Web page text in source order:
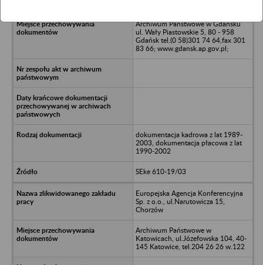
Archiwum Państwowe w Gdańsku
ul. Wały Piastowskie 5, 80 - 958
Gdańsk tel.(0 58)301 74 64,fax 301
83 66; www.gdansk.ap.gov.pl;
dokumentacja kadrowa z lat 1989-
2003, dokumentacja płacowa z lat
1990-2002
SEke 610-19/03
Europejska Agencja Konferencyjna
Sp. z o.o., ul.Narutowicza 15,
Chorzów
Archiwum Państwowe w
Katowicach, ul.Józefowska 104, 40-
145 Katowice, tel.204 26 26 w.122